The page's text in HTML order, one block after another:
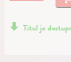
Titul je